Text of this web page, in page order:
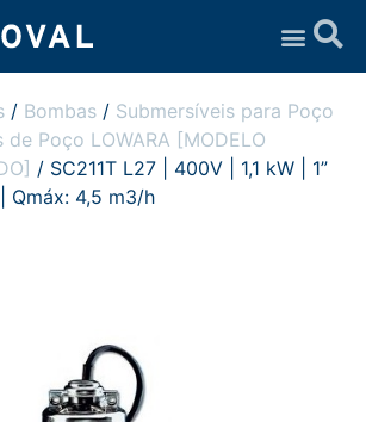
/ Bombas / Submersíveis para Poço
de Poço LOWARA [MODELO
/ SC211T L27 | 400V | 1,1 kW | 1”
Qmáx: 4,5 m3/h